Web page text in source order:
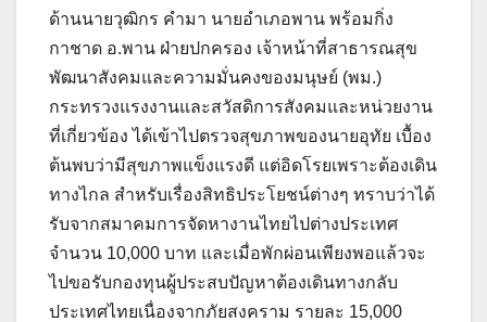
ด้านนายวุฒิกร คำมา นายอำเภอพาน พร้อมกิ่ง
กาชาด อ.พาน ฝ่ายปกครอง เจ้าหน้าที่สาธารณสุข
พัฒนาสังคมและความมั่นคงของมนุษย์ (พม.)
กระทรวงแรงงานและสวัสดิการสังคมและหน่วยงาน
ที่เกี่ยวข้อง ได้เข้าไปตรวจสุขภาพของนายอุทัย เบื้อง
ต้นพบว่ามีสุขภาพแข็งแรงดี แต่อิดโรยเพราะต้องเดิน
ทางไกล สำหรับเรื่องสิทธิประโยชน์ต่างๆ ทราบว่าได้
รับจากสมาคมการจัดหางานไทยไปต่างประเทศ
จำนวน 10,000 บาท และเมื่อพักผ่อนเพียงพอแล้วจะ
ไปขอรับกองทุนผู้ประสบปัญหาต้องเดินทางกลับ
ประเทศไทยเนื่องจากภัยสงคราม รายละ 15,000